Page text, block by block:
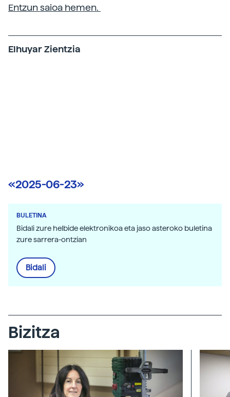
Entzun saioa hemen.
Elhuyar Zientzia
«2025-06-23»
BULETINA
Bidali zure helbide elektronikoa eta jaso asteroko buletina
zure sarrera-ontzian
Bidali
Bizitza